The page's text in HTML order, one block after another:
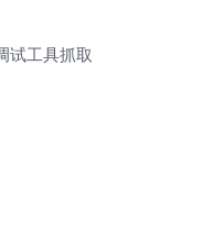
试工具抓取